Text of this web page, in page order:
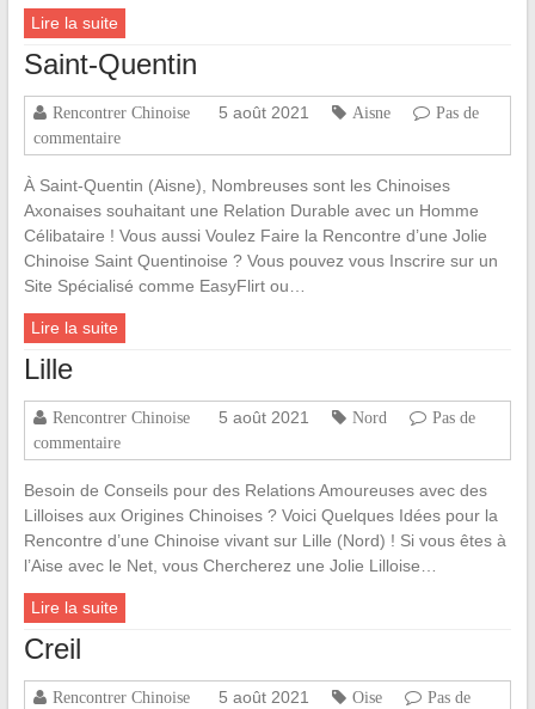
Lire la suite
Saint-Quentin
Rencontrer Chinoise 5 août 2021 Aisne
Pas de
commentaire
À Saint-Quentin (Aisne), Nombreuses sont les Chinoises
Axonaises souhaitant une Relation Durable avec un Homme
Célibataire ! Vous aussi Voulez Faire la Rencontre d’une Jolie
Chinoise Saint Quentinoise ? Vous pouvez vous Inscrire sur un
Site Spécialisé comme EasyFlirt ou…
Lire la suite
Lille
Rencontrer Chinoise 5 août 2021 Nord
Pas de
commentaire
Besoin de Conseils pour des Relations Amoureuses avec des
Lilloises aux Origines Chinoises ? Voici Quelques Idées pour la
Rencontre d’une Chinoise vivant sur Lille (Nord) ! Si vous êtes à
l’Aise avec le Net, vous Chercherez une Jolie Lilloise…
Lire la suite
Creil
Rencontrer Chinoise 5 août 2021 Oise
Pas de